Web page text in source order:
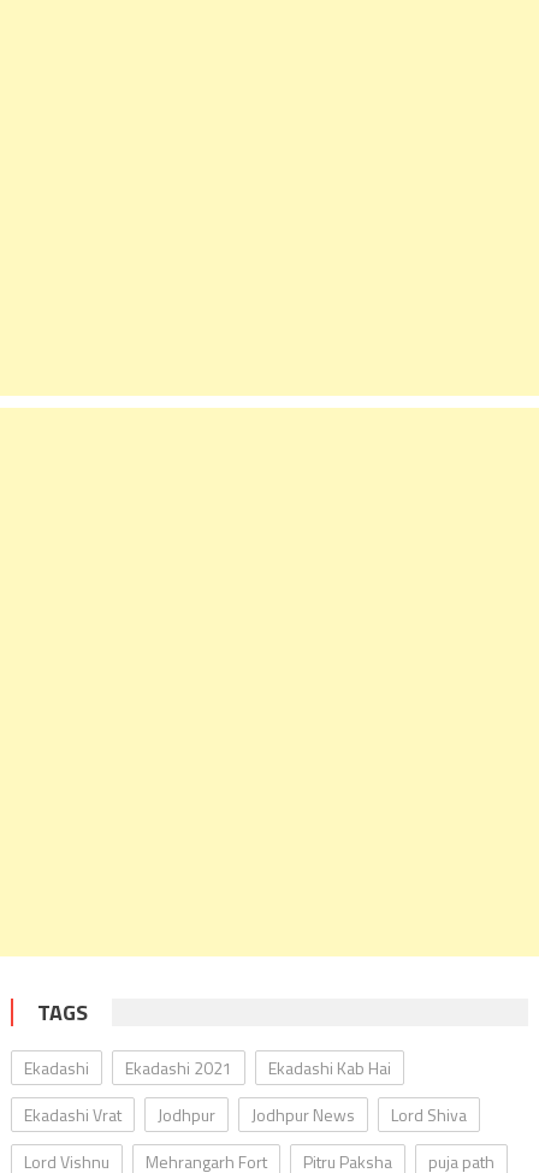
TAGS
Ekadashi Ekadashi 2021
Ekadashi Kab Hai
Ekadashi Vrat
Jodhpur Jodhpur News
Lord Shiva
Lord Vishnu
Mehrangarh Fort Pitru Paksha
puja path